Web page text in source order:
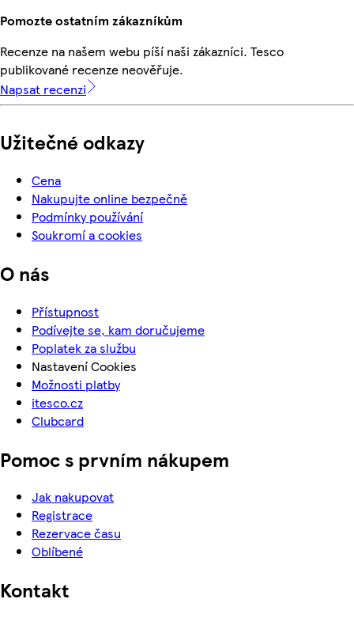
Pomozte ostatním zákazníkům
Recenze na našem webu píší naši zákazníci. Tesco
publikované recenze neověřuje.
Napsat recenzi
Užitečné odkazy
Cena
Nakupujte online bezpečně
Podmínky používání
Soukromí a cookies
O nás
Přístupnost
Podívejte se, kam doručujeme
Poplatek za službu
Nastavení Cookies
Možnosti platby
itesco.cz
Clubcard
Pomoc s prvním nákupem
Jak nakupovat
Registrace
Rezervace času
Oblíbené
Kontakt